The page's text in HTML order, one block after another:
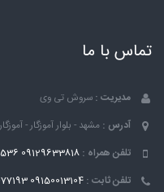
تماس با ما
مدیریت : سروش تی وی
آدرس : مشهد - بلوار آموزگار - آموزگار 10 - پلاک
تلفن همراه : 09129633818
تلفن ثابت : 09150013104